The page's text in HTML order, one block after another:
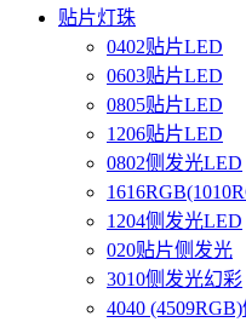
贴片灯珠
0402贴片LED
0603贴片LED
0805贴片LED
1206贴片LED
0802侧发光LED
1204侧发光LED
020贴片侧发光
3010侧发光幻彩
4040